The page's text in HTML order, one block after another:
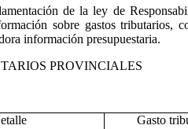
de la ley de
sobre gastos tributarios,
información presupuestaria.
PROVINCIALES
Gasto